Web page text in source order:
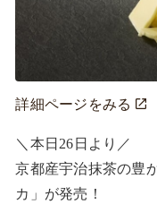
詳細ページをみる
＼本日26日より／
京都産宇治抹茶の豊
カ」が発売！